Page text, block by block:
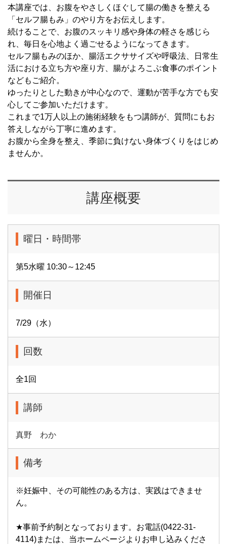
本講座では、お腹をやさしくほぐして腸の働きを整える
「セルフ腸もみ」のやり方をお伝えします。
続けることで、お腹のスッキリ感や身体の軽さを感じら
れ、毎日を心地よく過ごせるようになってきます。
セルフ腸もみのほか、腸活エクササイズや呼吸法、日常生
活における立ち方や座り方、腸がよろこぶ食事のポイント
などもご紹介。
ゆったりとした動きが中心なので、運動が苦手な方でも安
心してご参加いただけます。
これまで1万人以上の施術経験をもつ講師が、質問にもお
答えしながら丁寧に進めます。
お腹から全身を整え、季節に負けない身体づくりをはじめ
ませんか。
講座概要
曜日・時間帯
第5水曜 10:30～12:45
開催日
7/29（水）
回数
全1回
講師
真野 わか
備考
※妊娠中、その可能性のある方は、実践はできませ
ん。
★事前予約制となっております。お電話(0422-31-
4114)または、当ホームページよりお申し込みくださ